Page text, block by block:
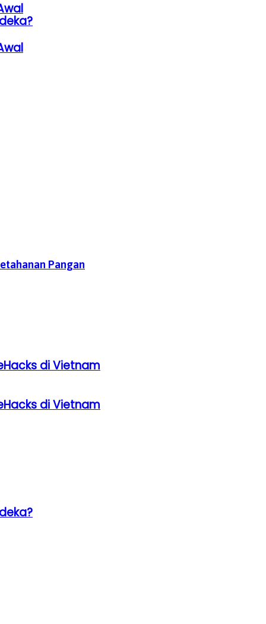
di Vietnam
di Vietnam
Pangan